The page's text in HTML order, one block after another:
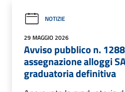
NOTIZIE
29 MAGGIO 2026
Avviso pubblico n.
assegnazione alloggi
graduatoria definitiva